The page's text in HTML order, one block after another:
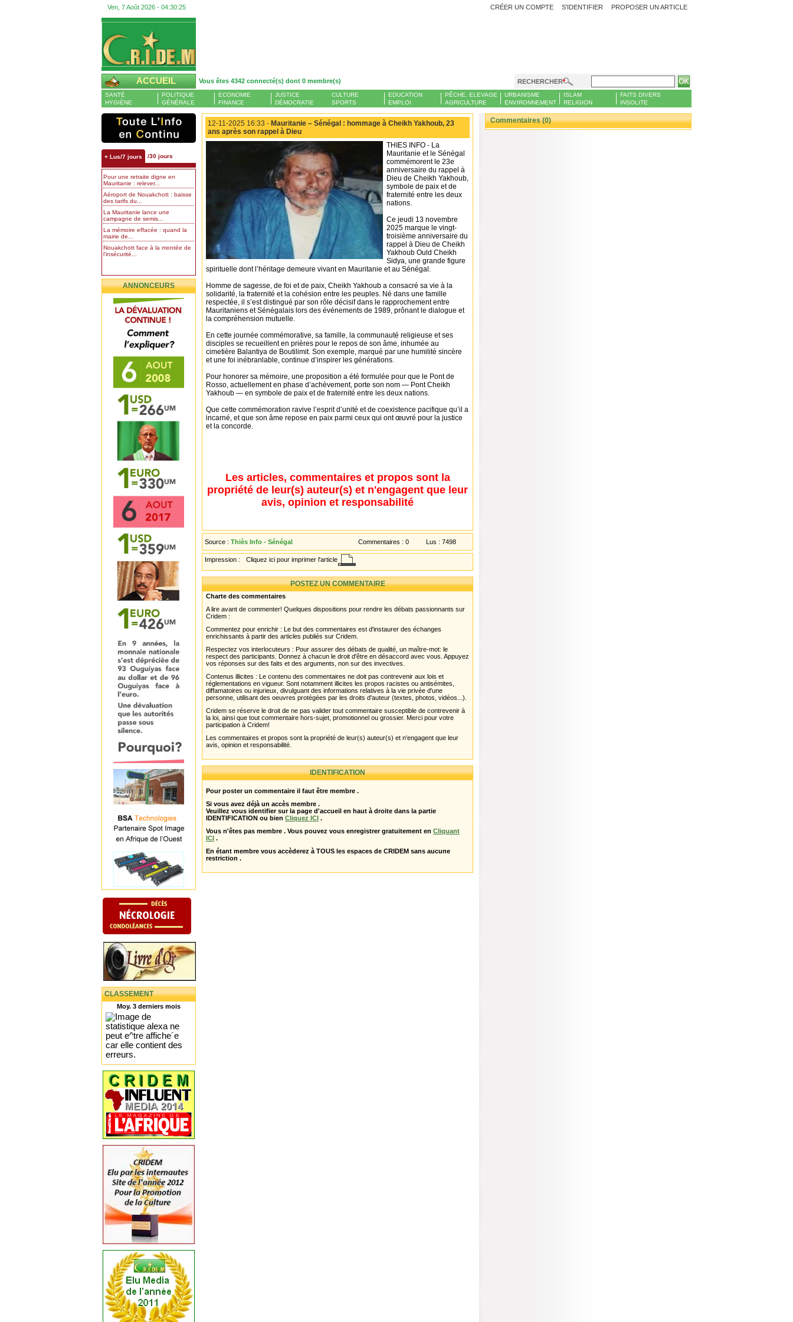
Ven, 7 Août 2026 - 04:30:25 PROPOSER UN ARTICLE
CRÉER UN COMPTE S'IDENTIFIER
ACCUEIL Vous êtes 4342 connecté(s) dont 0 membre(s) RECHERCHER
SANTÉ
HYGIÈNE
POLITIQUE
GÉNÉRALE
ECONOMIE
FINANCE
JUSTICE
DÉMOCRATIE
CULTURE
SPORTS
EDUCATION
EMPLOI
PÊCHE, ELEVAGE
AGRICULTURE
URBANISME
ENVIRONNEMENT
ISLAM
RELIGION
FAITS DIVERS
INSOLITE
+ Lus/7 jours /30 jours
Pour une retraite digne en
Mauritanie : relever...
Aéroport de Nouakchott : baisse
des tarifs du...
La Mauritanie lance une
campagne de semis...
La mémoire effacée : quand la
mairie de...
Nouakchott face à la montée de
l’insécurité...
ANNONCEURS
CLASSEMENT
Moy. 3 derniers mois
12-11-2025 16:33 - Mauritanie – Sénégal : hommage à Cheikh Yakhoub, 23
ans après son rappel à Dieu
THIES INFO - La
Mauritanie et le Sénégal
commémorent le 23e
anniversaire du rappel à
Dieu de Cheikh Yakhoub,
symbole de paix et de
fraternité entre les deux
nations.
Ce jeudi 13 novembre
2025 marque le vingt-
troisième anniversaire du
rappel à Dieu de Cheikh
Yakhoub Ould Cheikh
Sidya, une grande figure
spirituelle dont l’héritage demeure vivant en Mauritanie et au Sénégal.
Homme de sagesse, de foi et de paix, Cheikh Yakhoub a consacré sa vie à la
solidarité, la fraternité et la cohésion entre les peuples. Né dans une famille
respectée, il s’est distingué par son rôle décisif dans le rapprochement entre
Mauritaniens et Sénégalais lors des événements de 1989, prônant le dialogue et
la compréhension mutuelle.
En cette journée commémorative, sa famille, la communauté religieuse et ses
disciples se recueillent en prières pour le repos de son âme, inhumée au
cimetière Balantiya de Boutilimit. Son exemple, marqué par une humilité sincère
et une foi inébranlable, continue d’inspirer les générations.
Pour honorer sa mémoire, une proposition a été formulée pour que le Pont de
Rosso, actuellement en phase d’achèvement, porte son nom — Pont Cheikh
Yakhoub — en symbole de paix et de fraternité entre les deux nations.
Que cette commémoration ravive l’esprit d’unité et de coexistence pacifique qu’il a
incarné, et que son âme repose en paix parmi ceux qui ont œuvré pour la justice
et la concorde.
Les articles, commentaires et propos sont la
propriété de leur(s) auteur(s) et n'engagent que leur
avis, opinion et responsabilité
Source : Thiès Info - Sénégal Commentaires : 0 Lus : 7498
Impression : Cliquez ici pour imprimer l'article
POSTEZ UN COMMENTAIRE
Charte des commentaires
A lire avant de commenter! Quelques dispositions pour rendre les débats passionnants sur
Cridem :
Commentez pour enrichir : Le but des commentaires est d'instaurer des échanges
enrichissants à partir des articles publiés sur Cridem.
Respectez vos interlocuteurs : Pour assurer des débats de qualité, un maître-mot: le
respect des participants. Donnez à chacun le droit d'être en désaccord avec vous. Appuyez
vos réponses sur des faits et des arguments, non sur des invectives.
Contenus illicites : Le contenu des commentaires ne doit pas contrevenir aux lois et
réglementations en vigueur. Sont notamment illicites les propos racistes ou antisémites,
diffamatoires ou injurieux, divulguant des informations relatives à la vie privée d'une
personne, utilisant des oeuvres protégées par les droits d'auteur (textes, photos, vidéos...).
Cridem se réserve le droit de ne pas valider tout commentaire susceptible de contrevenir à
la loi, ainsi que tout commentaire hors-sujet, promotionnel ou grossier. Merci pour votre
participation à Cridem!
Les commentaires et propos sont la propriété de leur(s) auteur(s) et n'engagent que leur
avis, opinion et responsabilité.
IDENTIFICATION
Pour poster un commentaire il faut être membre .
Si vous avez déjà un accès membre .
Veuillez vous identifier sur la page d'accueil en haut à droite dans la partie
IDENTIFICATION ou bien Cliquez ICI .
Vous n'êtes pas membre . Vous pouvez vous enregistrer gratuitement en Cliquant
ICI .
En étant membre vous accèderez à TOUS les espaces de CRIDEM sans aucune
restriction .
Commentaires (0)